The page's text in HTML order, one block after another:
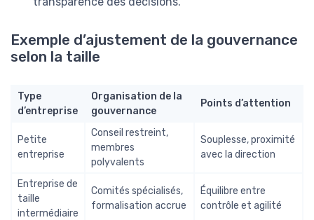
Exemple d’ajustement de la gouvernance
selon la taille
Type
d’entreprise
Organisation de la
gouvernance
Points d’attention
Petite
entreprise
Conseil restreint,
membres
polyvalents
Souplesse, proximité
avec la direction
Entreprise de
taille
intermédiaire
Comités spécialisés,
formalisation accrue
Équilibre entre
contrôle et agilité